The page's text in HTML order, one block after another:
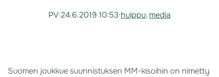
PV·24.6.2019 10:53·huippu, media
Suomen joukkue suunnistuksen MM-kisoihin on nimetty